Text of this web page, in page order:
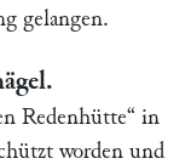
gelangen.
Redenhütte“ in
worden und